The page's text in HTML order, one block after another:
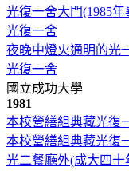
光復一舍大門(1985年
光復一舍
夜晚中燈火通明的光
光復一舍
國立成功大學
1981
本校營繕組典藏光復
本校營繕組典藏光復
光二餐廳外(成大四十